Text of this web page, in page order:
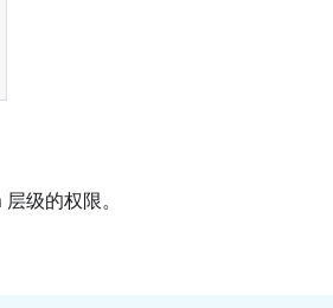
级的权限。